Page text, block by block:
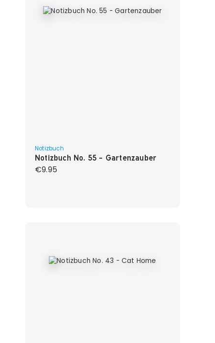
Notizbuch
Notizbuch No. 55 - Gartenzauber
Regular price:
€9.95